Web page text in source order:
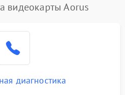
видеокарты Aorus
диагностика